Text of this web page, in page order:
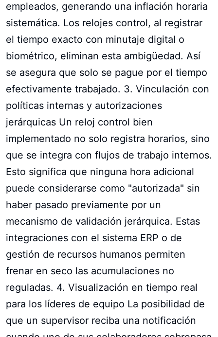
empleados, generando una inflación horaria
sistemática. Los relojes control, al registrar
el tiempo exacto con minutaje digital o
biométrico, eliminan esta ambigüedad. Así
se asegura que solo se pague por el tiempo
efectivamente trabajado. 3. Vinculación con
políticas internas y autorizaciones
jerárquicas Un reloj control bien
implementado no solo registra horarios, sino
que se integra con flujos de trabajo internos.
Esto significa que ninguna hora adicional
puede considerarse como "autorizada" sin
haber pasado previamente por un
mecanismo de validación jerárquica. Estas
integraciones con el sistema ERP o de
gestión de recursos humanos permiten
frenar en seco las acumulaciones no
reguladas. 4. Visualización en tiempo real
para los líderes de equipo La posibilidad de
que un supervisor reciba una notificación